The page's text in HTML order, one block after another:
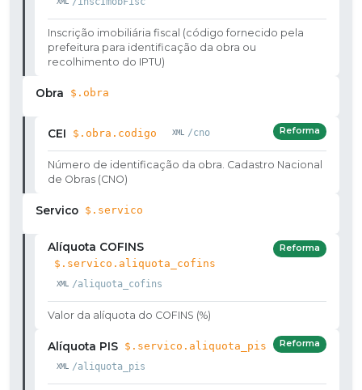
Inscrição imobiliária fiscal (código fornecido pela
prefeitura para identificação da obra ou
recolhimento do IPTU)
Obra $.obra
CEI $.obra.codigo /cno Reforma
Número de identificação da obra. Cadastro Nacional
de Obras (CNO)
Servico $.servico
Alíquota COFINS
$.servico.aliquota_cofins
/aliquota_cofins
Reforma
Valor da alíquota do COFINS (%)
Alíquota PIS $.servico.aliquota_pis
/aliquota_pis
Reforma